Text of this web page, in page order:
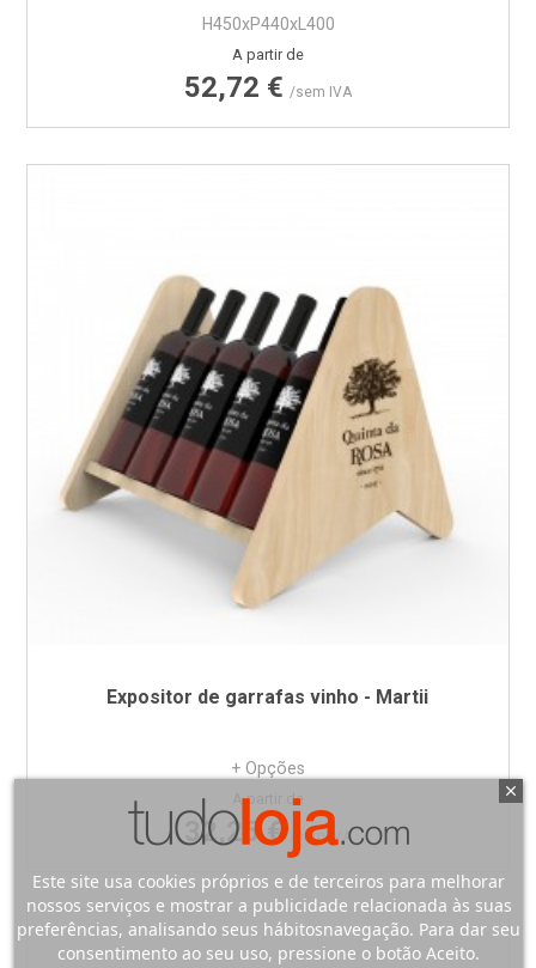
H450xP440xL400
Preço
A partir de
52,72 € /sem IVA
Expositor de garrafas vinho - Martii
+ Opções
Preço
A partir de
32,25 € /sem IVA
Este site usa cookies próprios e de terceiros para melhorar
nossos serviços e mostrar a publicidade relacionada às suas
preferências, analisando seus hábitosnavegação. Para dar seu
consentimento ao seu uso, pressione o botão Aceito.